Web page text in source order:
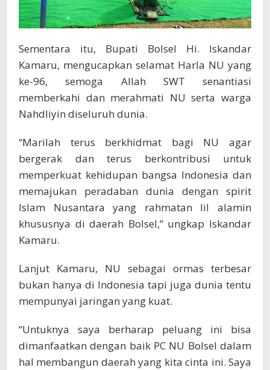
Sementara itu, Bupati Bolsel Hi. Iskandar
Kamaru, mengucapkan selamat Harla NU yang
ke-96, semoga Allah SWT senantiasi
memberkahi dan merahmati NU serta warga
Nahdliyin diseluruh dunia.
“Marilah terus berkhidmat bagi NU agar
bergerak dan terus berkontribusi untuk
memperkuat kehidupan bangsa Indonesia dan
memajukan peradaban dunia dengan spirit
Islam Nusantara yang rahmatan lil alamin
khususnya di daerah Bolsel,” ungkap Iskandar
Kamaru.
Lanjut Kamaru, NU sebagai ormas terbesar
bukan hanya di Indonesia tapi juga dunia tentu
mempunyai jaringan yang kuat.
“Untuknya saya berharap peluang ini bisa
dimanfaatkan dengan baik PC NU Bolsel dalam
hal membangun daerah yang kita cinta ini. Saya